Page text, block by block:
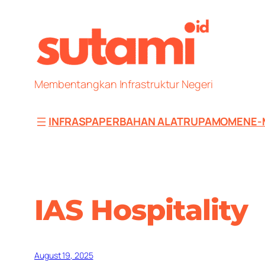
content
Membentangkan Infrastruktur Negeri
INFRASPAPERBAHAN ALATRUPAMOMENE-
IAS Hospitality
August 19, 2025